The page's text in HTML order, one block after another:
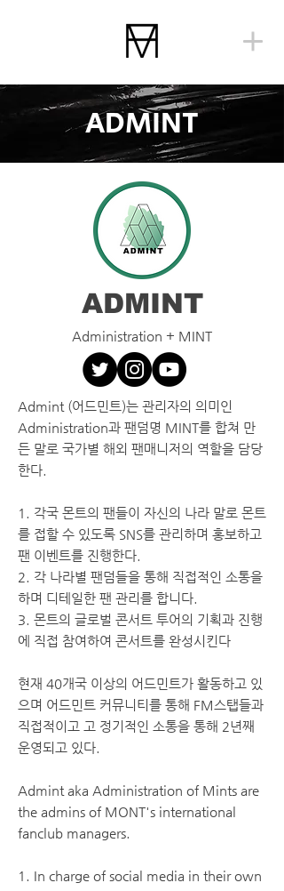
ADMINT
ADMINT
Administration + MINT
Admint (어드민트)는 관리자의 의미인
Administration과 팬덤명 MINT를 합쳐 만
든 말로 국가별 해외 팬매니저의 역할을 담당
한다.
1. 각국 몬트의 팬들이 자신의 나라 말로 몬트
를 접할 수 있도록 SNS를 관리하며 홍보하고
팬 이벤트를 진행한다.
2. 각 나라별 팬덤들을 통해 직접적인 소통을
하며 디테일한 팬 관리를 합니다.
3. 몬트의 글로벌 콘서트 투어의 기획과 진행
에 직접 참여하여 콘서트를 완성시킨다
​현재 40개국 이상의 어드민트가 활동하고 있
으며 어드민트 커뮤니티를 통해 FM스탭들과
직접적이고 고 정기적인 소통을 통해 2년째
운영되고 있다.
Admint aka Administration of Mints are
the admins of MONT's international
fanclub managers.
1. In charge of social media in their own